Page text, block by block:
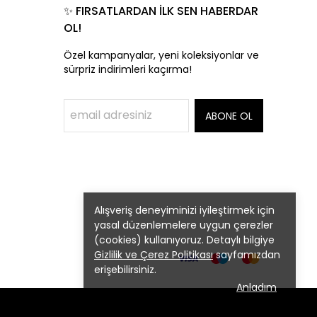
Alışveriş deneyiminizi iyileştirmek için
yasal düzenlemelere uygun çerezler
(cookies) kullanıyoruz. Detaylı bilgiye
Gizlilik ve Çerez Politikasısayfamızdan
erişebilirsiniz.
Anladım
✨ FIRSATLARDAN İLK SEN HABERDAR
OL!
Özel kampanyalar, yeni koleksiyonlar ve
sürpriz indirimleri kaçırma!
ABONE OL